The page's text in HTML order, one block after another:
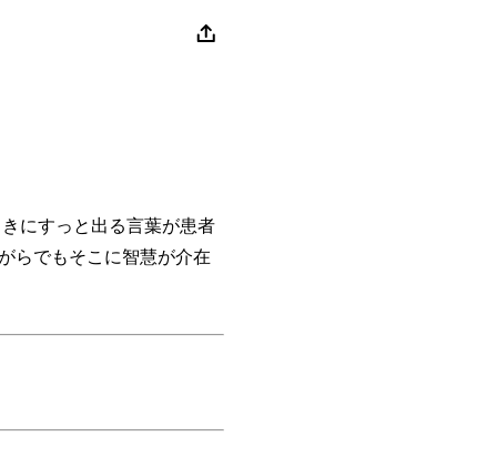
にすっと出る言葉が患者
らでもそこに智慧が介在